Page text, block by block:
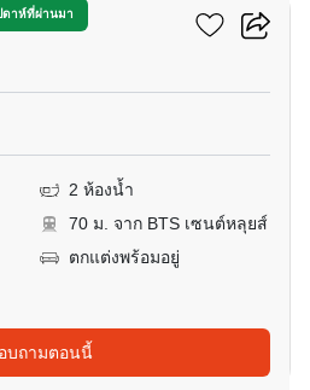
ดาห์ที่ผ่านมา
นียม
2 ห้องน้ำ
70 ม. จาก BTS เซนต์หลุยส์
ตกแต่งพร้อมอยู่
บถามตอนนี้